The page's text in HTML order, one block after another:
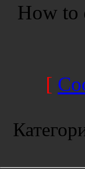
How to
[